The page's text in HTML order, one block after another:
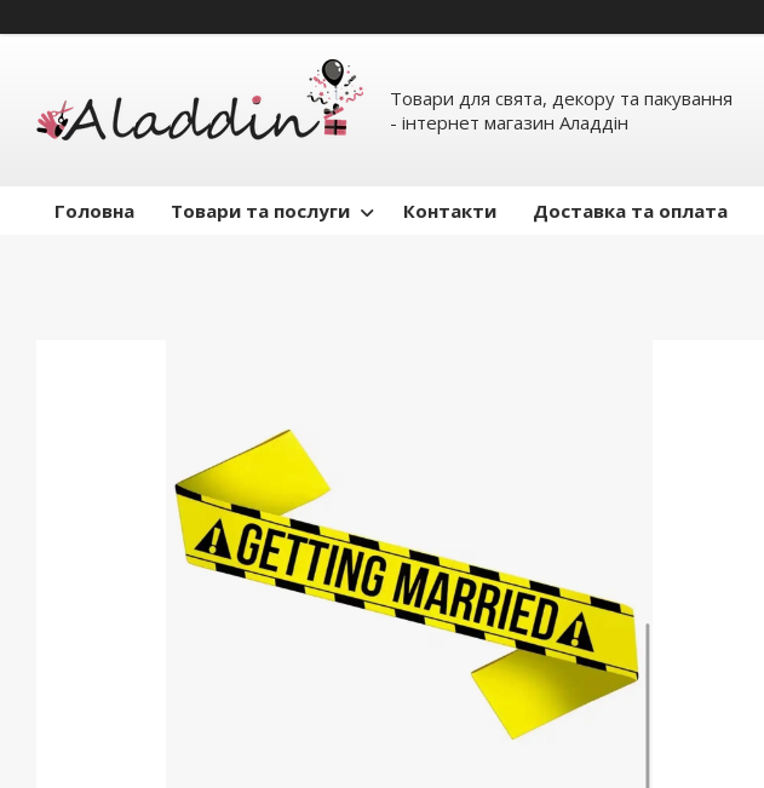
Товари для свята, декору та пакування
- інтернет магазин Аладдін
Головна Товари та послуги Контакти Доставка та оплата